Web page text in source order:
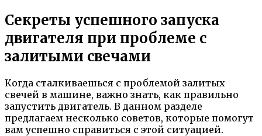
Секреты успешного запуска
двигателя при проблеме с
залитыми свечами
Когда сталкиваешься с проблемой залитых
свечей в машине, важно знать, как правильно
запустить двигатель. В данном разделе
предлагаем несколько советов, которые помогут
вам успешно справиться с этой ситуацией.